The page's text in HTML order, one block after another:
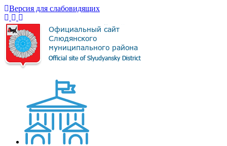
Версия для слабовидящих